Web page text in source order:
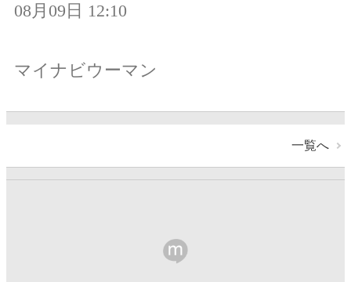
08月09日 12:10
マイナビウーマン
一覧へ